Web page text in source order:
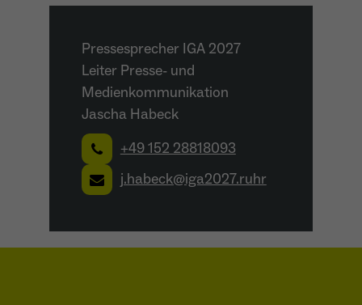
Pressesprecher IGA 2027
Leiter Presse- und
Medienkommunikation
Jascha Habeck
+49 152 28818093
j.habeck@iga2027.ruhr